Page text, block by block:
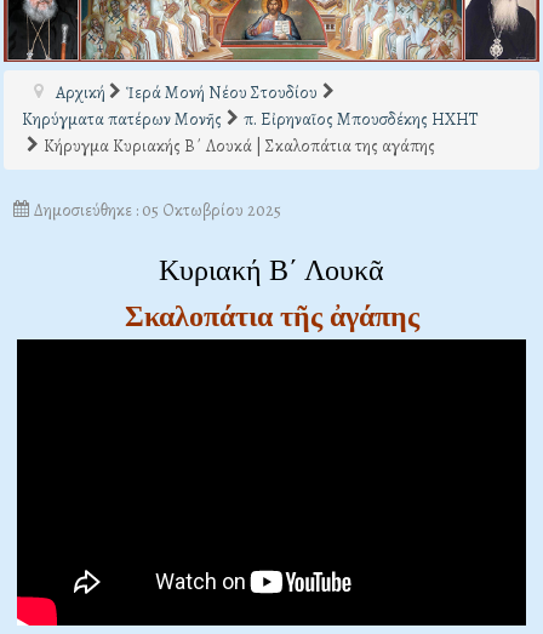
Αρχική
Ἱερά Μονή Νέου Στουδίου
Κηρύγματα πατέρων Μονῆς
π. Εἰρηναῖος Μπουσδέκης ΗΧΗΤ
Κήρυγμα Κυριακής Β΄ Λουκά | Σκαλοπάτια της αγάπης
Δημοσιεύθηκε : 05 Οκτωβρίου 2025
Κυριακή Β΄ Λουκᾶ
Σκαλοπάτια τῆς ἀγάπης